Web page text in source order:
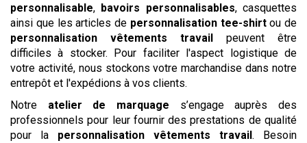
personnalisable, bavoirs personnalisables, casquettes
ainsi que les articles de personnalisation tee-shirtou de
personnalisation vêtements travail peuvent être
difficiles à stocker. Pour faciliter l'aspect logistique de
votre activité, nous stockons votre marchandise dans notre
entrepôt et l'expédions à vos clients.
Notre atelier de marquage s’engage auprès des
professionnels pour leur fournir des prestations de qualité
pour la personnalisation vêtements travail. Besoin